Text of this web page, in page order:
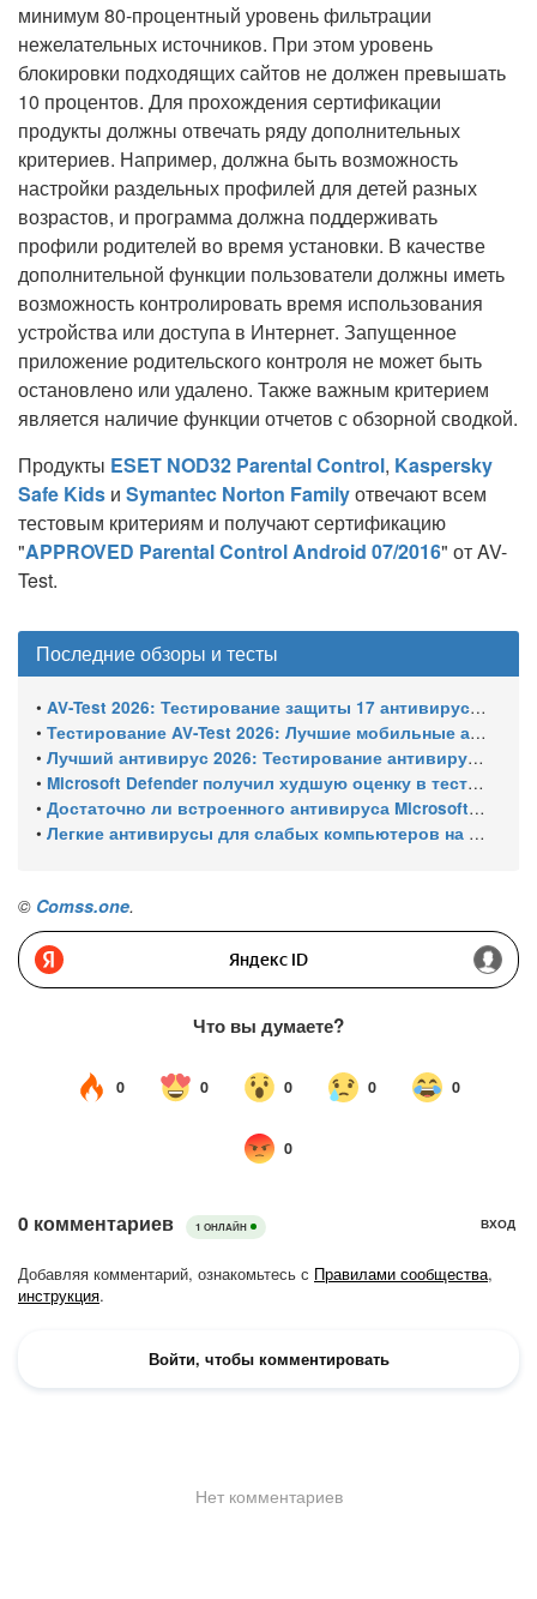
минимум 80-процентный уровень фильтрации
нежелательных источников. При этом уровень
блокировки подходящих сайтов не должен превышать
10 процентов. Для прохождения сертификации
продукты должны отвечать ряду дополнительных
критериев. Например, должна быть возможность
настройки раздельных профилей для детей разных
возрастов, и программа должна поддерживать
профили родителей во время установки. В качестве
дополнительной функции пользователи должны иметь
возможность контролировать время использования
устройства или доступа в Интернет. Запущенное
приложение родительского контроля не может быть
остановлено или удалено. Также важным критерием
является наличие функции отчетов с обзорной сводкой.
Продукты ESET NOD32 Parental Control, Kaspersky
Safe Kids и Symantec Norton Familyотвечают всем
тестовым критериям и получают сертификацию
"APPROVED Parental Control Android 07/2016" от AV-
Test.
Последние обзоры и тесты
• AV-Test 2026: Тестирование защиты 17 антивирусов от программ-вымогателей и инфостилеров
• Тестирование AV-Test 2026: Лучшие мобильные антивирусы для Android
• Лучший антивирус 2026: Тестирование антивирусов для Windows 11 – с настройками по умолчанию
• Microsoft Defender получил худшую оценку в тестировании 16 антивирусов для Windows
• Достаточно ли встроенного антивируса Microsoft Defender для защиты Windows ПК?
• Легкие антивирусы для слабых компьютеров на Windows 11 – тест AV-Comparatives (апрель 2026)
© Comss.one.